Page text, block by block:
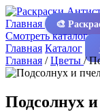
Главная 🎨
Смотреть каталог
Главная Каталог
Главная /Цветы /
Подсолнух